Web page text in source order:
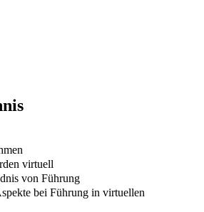
virtuell
von Führung
bei Führung in virtuellen